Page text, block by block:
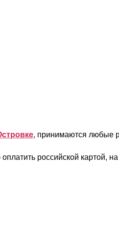
, принимаются любые
российской картой, на